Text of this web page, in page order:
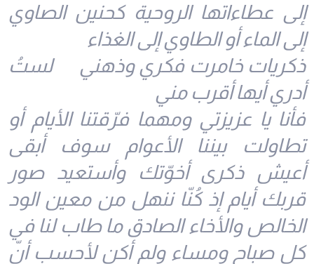
إلى عطاءاتها الروحية كحنين الصاوي
إلى الماء أو الطاوي إلى الغذاء
ذكريات خامرت فكري وذهني لستُ
أدري أيها أقرب مني
فأنا يا عزيزتي ومهما فرّقتنا الأيام أو
تطاولت بيننا الأعوام سوف أبقى
أعيش ذكرى أخوّتك وأستعيد صور
قربك أيام إذ كُنّا ننهل من معين الود
الخالص والأخاء الصادق ما طاب لنا في
كل صباح ومساء ولم أكن لأحسب أنّ